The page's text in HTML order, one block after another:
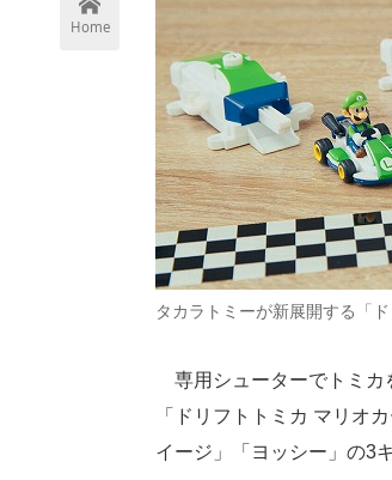
Home
タカラトミーが新展開する「
専用シューターでトミカ
「ドリフトトミカ マリオ
イージ」「ヨッシー」の3